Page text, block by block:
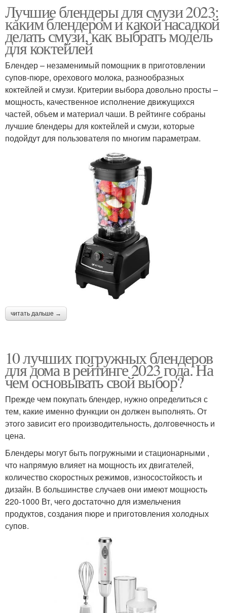
Лучшие блендеры для смузи 2023:
каким блендером и какой насадкой
делать смузи, как выбрать модель
для коктейлей
Блендер – незаменимый помощник в приготовлении
супов-пюре, орехового молока, разнообразных
коктейлей и смузи. Критерии выбора довольно просты –
мощность, качественное исполнение движущихся
частей, объем и материал чаши. В рейтинге собраны
лучшие блендеры для коктейлей и смузи, которые
подойдут для пользователя по многим параметрам.
читать дальше →
10 лучших погружных блендеров
для дома в рейтинге 2023 года. На
чем основывать свой выбор?
Прежде чем покупать блендер, нужно определиться с
тем, какие именно функции он должен выполнять. От
этого зависит его производительность, долговечность и
цена.
Блендеры могут быть погружными и стационарными ,
что напрямую влияет на мощность их двигателей,
количество скоростных режимов, износостойкость и
дизайн. В большинстве случаев они имеют мощность
220-1000 Вт, чего достаточно для измельчения
продуктов, создания пюре и приготовления холодных
супов.